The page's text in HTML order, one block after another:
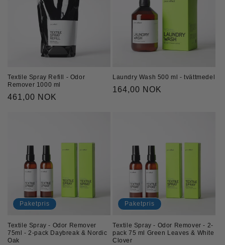
Textile Spray Refill - Odor
Remover 1000 ml
Ordinarie
461,00 NOK
Laundry Wash 500 ml - tvättmedel
Ordinarie
164,00 NOK
Paketpris
Textile Spray - Odor Remover
75ml - 2-pack Daybreak & Nordic
Oak
Paketpris
Textile Spray - Odor Remover - 2-
pack 75 ml Green Leaves & White
Clover